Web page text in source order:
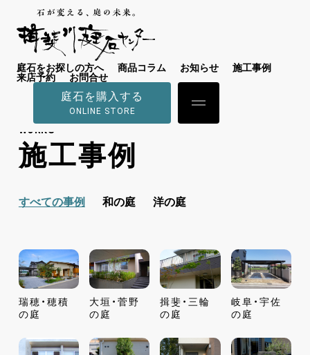
庭石をお探しの方へ 商品コラム お知らせ
施工事例
来店予約
お問合せ
庭石を購入する
ONLINE STORE
WORKS
施工事例
すべての事例 和の庭 洋の庭
瑞穂・穂積
の庭
大垣・菅野
の庭
揖斐・三輪
の庭
岐阜・宇佐
の庭